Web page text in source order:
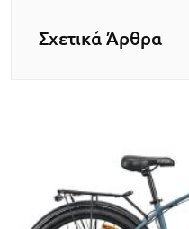
Σχετικά Άρθρα